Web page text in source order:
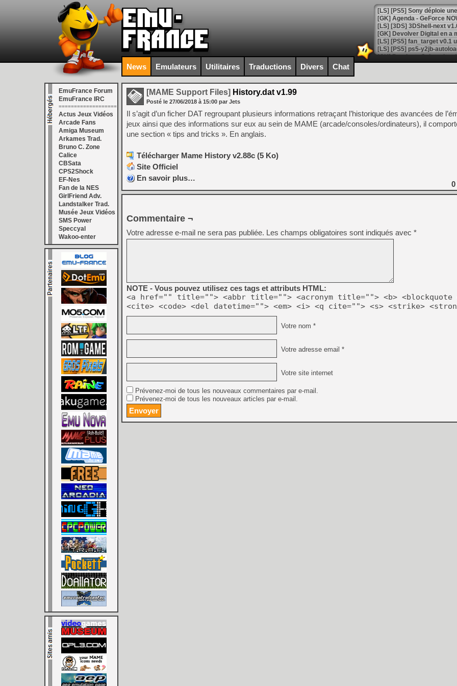
[GK] Agenda - GeForce
[GK] Devolver Digital en a
[LS] [PS5] ps5-y2jb-
[GK] Pourquoi Marvel
[GK] Test : Restory : Chill
[GK] GTA 6 : Rockstar
[GK] Hot Wheels Infinite
[GK] Mémoire cash -
[GK] Résultats Nintendo :
[GK] Déjà des
[Mo5] Brickboy cherche à
[GK] Minecraft et ses «
[GK] Beast of
[GK] Ubisoft : fin de partie
[GK] Mémoire cash -
[GK] Dan Houser (GTA)
[GK] Comment EA Sports
[GK] Crimson Moon : un
[GK] Isle of Reveries : le
[GK] Moonlighter 2 : The
[GK] Capcom relance
[Mo5] Deux inédits du
[GK] Le beat'em up The
[GK] Endless Legend 2 :
[LS] [PS5] Le WebKit
[GK] Oubliez Crazy Taxi,
[LS] [Switch] NSZ 5.0.0
[GK] No More Room in
News Emulateurs Utilitaires Traductions Divers Chat
EmuFrance Forum
EmuFrance IRC
===================
Actus Jeux Vidéos
Arcade Fans
Amiga Museum
Arkames Trad.
Bruno C. Zone
Calice
CBSata
CPS2Shock
EF-Nes
Fan de la NES
GirlFriend Adv.
Landstalker Trad.
Musée Jeux Vidéos
SMS Power
Speccyal
Wakoo-enter
[MAME Support Files] History.dat v1.99
Posté le 27/06/2018 à 15:00 par Jets
Il s’agit d’un ficher DAT regroupant plusieurs informations retraçant l’historique des avancées de
jeux ainsi que des informations sur eux au sein de MAME (arcade/consoles/ordinateurs), il
une section « tips and tricks ». En anglais.
Télécharger Mame History v2.88c (5 Ko)
Site Officiel
En savoir plus…
0
Commentaire ¬
Votre adresse e-mail ne sera pas publiée. Les champs obligatoires sont indiqués avec *
NOTE - Vous pouvez utilisez ces tags et attributs HTML:
<a href="" title=""> <abbr title=""> <acronym title=""> <b> <blockquote
<cite> <code> <del datetime=""> <em> <i> <q cite=""> <s> <strike>
Votre nom *
Votre adresse email *
Votre site internet
Prévenez-moi de tous les nouveaux commentaires par e-mail.
Prévenez-moi de tous les nouveaux articles par e-mail.